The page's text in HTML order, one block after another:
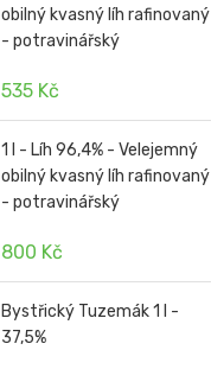
obilný kvasný líh rafinovaný
- potravinářský
535 Kč
1 l - Líh 96,4% - Velejemný
obilný kvasný líh rafinovaný
- potravinářský
800 Kč
Bystřický Tuzemák 1 l -
37,5%